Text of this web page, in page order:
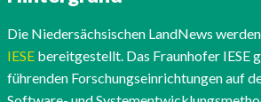
Die Niedersächsischen LandNews
IESEbereitgestellt. Das Fraunhofer IESE
führenden Forschungseinrichtungen auf